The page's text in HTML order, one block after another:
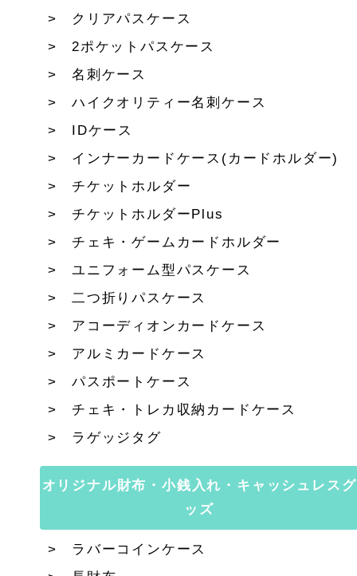
クリアパスケース
2ポケットパスケース
名刺ケース
ハイクオリティー名刺ケース
IDケース
インナーカードケース(カードホルダー)
チケットホルダー
チケットホルダーPlus
チェキ・ゲームカードホルダー
ユニフォーム型パスケース
二つ折りパスケース
アコーディオンカードケース
アルミカードケース
パスポートケース
チェキ・トレカ収納カードケース
ラゲッジタグ
オリジナル財布・小銭入れ・キャッシュレスグ
ッズ
ラバーコインケース